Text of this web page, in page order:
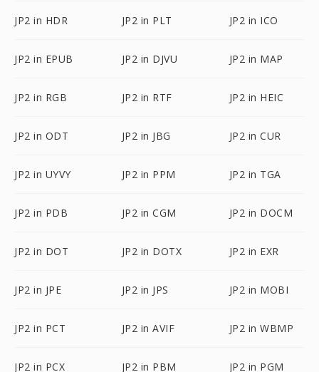
JP2 in HDR JP2 in PLT JP2 in ICO
JP2 in EPUB JP2 in DJVU JP2 in MAP
JP2 in RGB JP2 in RTF JP2 in HEIC
JP2 in ODT JP2 in JBG JP2 in CUR
JP2 in UYVY JP2 in PPM JP2 in TGA
JP2 in PDB JP2 in CGM JP2 in DOCM
JP2 in DOT JP2 in DOTX JP2 in EXR
JP2 in JPE JP2 in JPS JP2 in MOBI
JP2 in PCT JP2 in AVIF JP2 in WBMP
JP2 in PCX JP2 in PBM JP2 in PGM